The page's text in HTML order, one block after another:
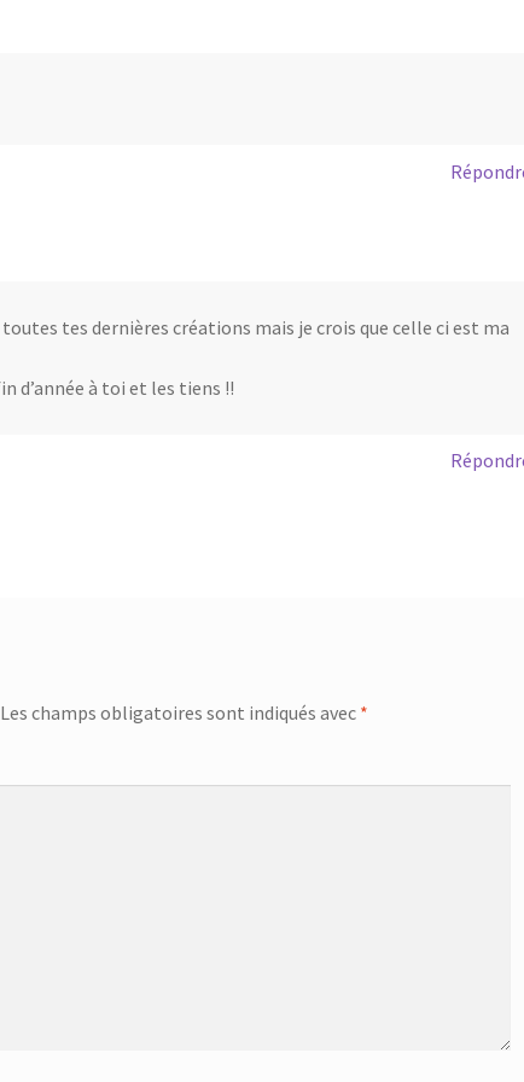
toutes tes dernières créations mais je crois que celle ci est ma
d’année à toi et les tiens !!
Les champs obligatoires sont indiqués avec *